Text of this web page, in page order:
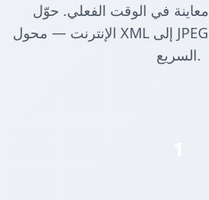
معاينة في الوقت الفعلي. حوّل XML إلى JPEG عبر
الإنترنت — محول XML إلى JPEG مصمم لتحويل الجداول
السريع.